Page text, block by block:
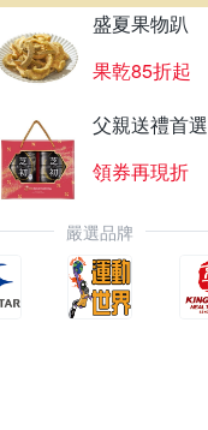
盛夏果物趴
果乾85折起
父親送禮首選
領券再現折
嚴選品牌